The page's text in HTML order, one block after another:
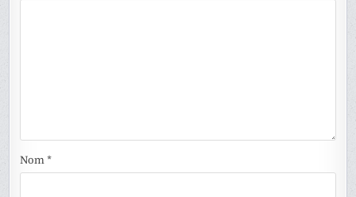
Nom*